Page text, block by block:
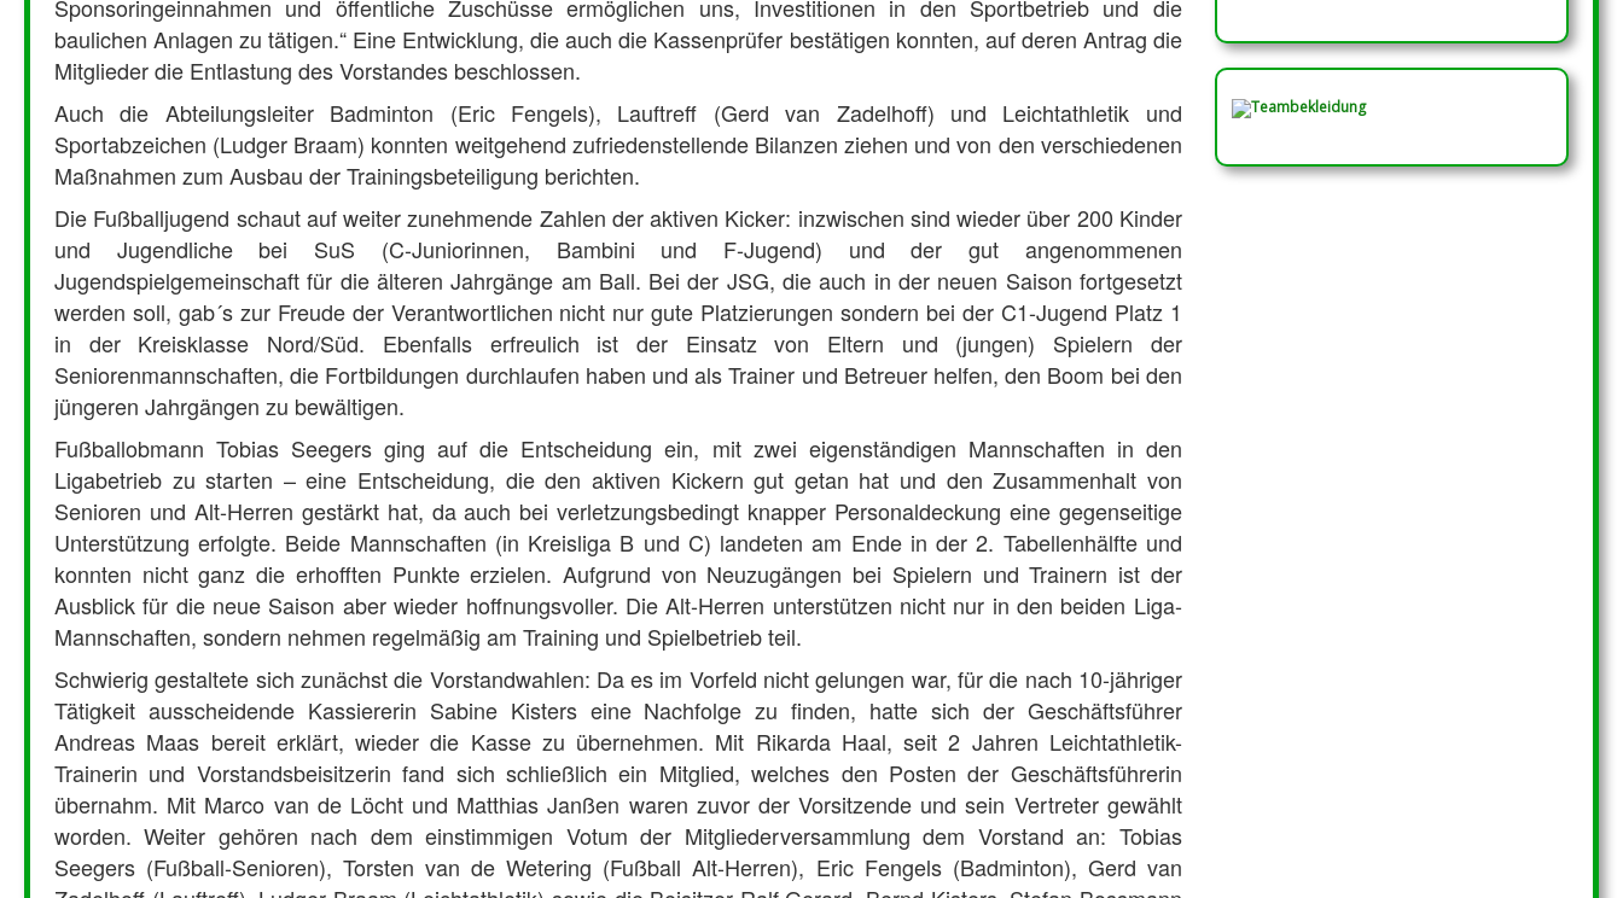
Sponsoringeinnahmen und öffentliche Zuschüsse ermöglichen uns, Investitionen in den Sportbetrieb und die
baulichen Anlagen zu tätigen.“ Eine Entwicklung, die auch die Kassenprüfer bestätigen konnten, auf deren Antrag die
Mitglieder die Entlastung des Vorstandes beschlossen.
Auch die Abteilungsleiter Badminton (Eric Fengels), Lauftreff (Gerd van Zadelhoff) und Leichtathletik und
Sportabzeichen (Ludger Braam) konnten weitgehend zufriedenstellende Bilanzen ziehen und von den verschiedenen
Maßnahmen zum Ausbau der Trainingsbeteiligung berichten.
Die Fußballjugend schaut auf weiter zunehmende Zahlen der aktiven Kicker: inzwischen sind wieder über 200 Kinder
und Jugendliche bei SuS (C-Juniorinnen, Bambini und F-Jugend) und der gut angenommenen
Jugendspielgemeinschaft für die älteren Jahrgänge am Ball. Bei der JSG, die auch in der neuen Saison fortgesetzt
werden soll, gab´s zur Freude der Verantwortlichen nicht nur gute Platzierungen sondern bei der C1-Jugend Platz 1
in der Kreisklasse Nord/Süd. Ebenfalls erfreulich ist der Einsatz von Eltern und (jungen) Spielern der
Seniorenmannschaften, die Fortbildungen durchlaufen haben und als Trainer und Betreuer helfen, den Boom bei den
jüngeren Jahrgängen zu bewältigen.
Fußballobmann Tobias Seegers ging auf die Entscheidung ein, mit zwei eigenständigen Mannschaften in den
Ligabetrieb zu starten – eine Entscheidung, die den aktiven Kickern gut getan hat und den Zusammenhalt von
Senioren und Alt-Herren gestärkt hat, da auch bei verletzungsbedingt knapper Personaldeckung eine gegenseitige
Unterstützung erfolgte. Beide Mannschaften (in Kreisliga B und C) landeten am Ende in der 2. Tabellenhälfte und
konnten nicht ganz die erhofften Punkte erzielen. Aufgrund von Neuzugängen bei Spielern und Trainern ist der
Ausblick für die neue Saison aber wieder hoffnungsvoller. Die Alt-Herren unterstützen nicht nur in den beiden Liga-
Mannschaften, sondern nehmen regelmäßig am Training und Spielbetrieb teil.
Schwierig gestaltete sich zunächst die Vorstandwahlen: Da es im Vorfeld nicht gelungen war, für die nach 10-jähriger
Tätigkeit ausscheidende Kassiererin Sabine Kisters eine Nachfolge zu finden, hatte sich der Geschäftsführer
Andreas Maas bereit erklärt, wieder die Kasse zu übernehmen. Mit Rikarda Haal, seit 2 Jahren Leichtathletik-
Trainerin und Vorstandsbeisitzerin fand sich schließlich ein Mitglied, welches den Posten der Geschäftsführerin
übernahm. Mit Marco van de Löcht und Matthias Janßen waren zuvor der Vorsitzende und sein Vertreter gewählt
worden. Weiter gehören nach dem einstimmigen Votum der Mitgliederversammlung dem Vorstand an: Tobias
Seegers (Fußball-Senioren), Torsten van de Wetering (Fußball Alt-Herren), Eric Fengels (Badminton), Gerd van